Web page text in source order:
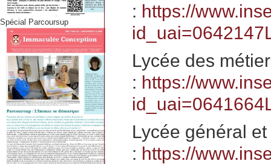
Spécial Parcoursup
: https://
Lycée des
: https://
Lycée général
: https://